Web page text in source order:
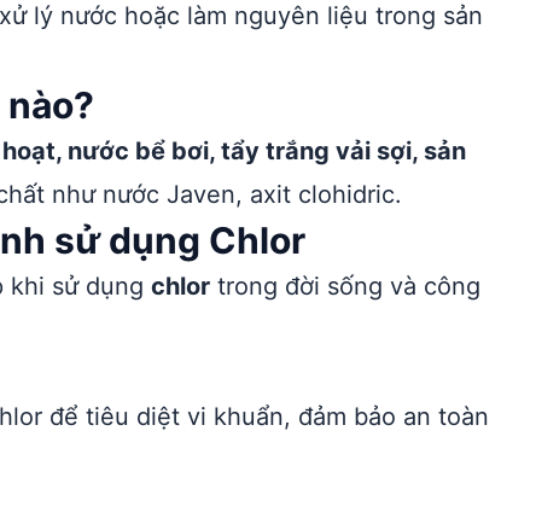
lý nước hoặc làm nguyên liệu trong sản
nước bể bơi, tẩy trắng vải sợi, sản
như nước Javen, axit clohidric.
sử dụng Chlor
khi sử dụng chlor trong đời sống và công
để tiêu diệt vi khuẩn, đảm bảo an toàn